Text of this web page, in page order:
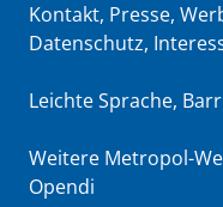
Kontakt, Presse,
Datenschutz,
Leichte Sprache,
Weitere Metropol-
Opendi